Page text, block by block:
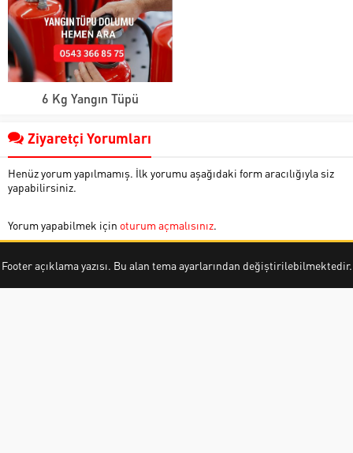
6 Kg Yangın Tüpü
Ziyaretçi Yorumları
Henüz yorum yapılmamış. İlk yorumu aşağıdaki form aracılığıyla siz
yapabilirsiniz.
Yorum yapabilmek için oturum açmalısınız.
Footer açıklama yazısı. Bu alan tema ayarlarından değiştirilebilmektedir.